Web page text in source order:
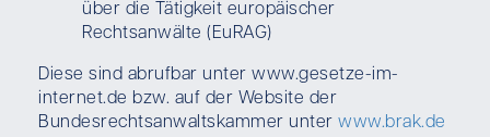
über die Tätigkeit europäischer
Rechtsanwälte (EuRAG)
Diese sind abrufbar unter www.gesetze-im-
internet.de bzw. auf der Website der
Bundesrechtsanwaltskammer unter www.brak.de